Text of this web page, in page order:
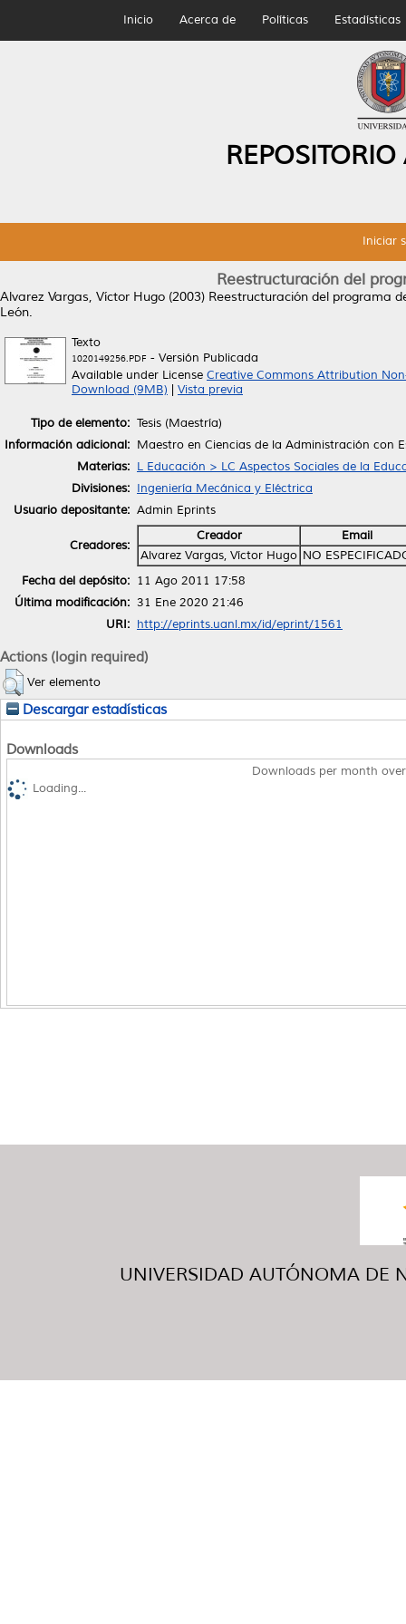
Inicio Acerca de Políticas Estadísticas
Iniciar
Reestructuración del
Alvarez Vargas, Víctor Hugo (2003) Reestructuración del programa
León.
Texto
1020149256.PDF - Versión Publicada
Available under License Creative Commons Attribution
Download (9MB)
Vista previa
Tipo de elemento: Tesis (Maestría)
Información adicional: Maestro en Ciencias de la Administración con
Materias: L Educación > LC Aspectos Sociales de la
Divisiones: Ingeniería Mecánica y Eléctrica
Usuario depositante: Admin Eprints
Creadores:
Creador
Email
Alvarez Vargas, Víctor Hugo NO
Fecha del depósito: 11 Ago 2011 17:58
Última modificación: 31 Ene 2020 21:46
URI: http://eprints.uanl.mx/id/eprint/1561
Actions (login required)
Ver elemento
Descargar estadísticas
Downloads
Downloads per month
Loading...
UNIVERSIDAD AUTÓNOMA DE